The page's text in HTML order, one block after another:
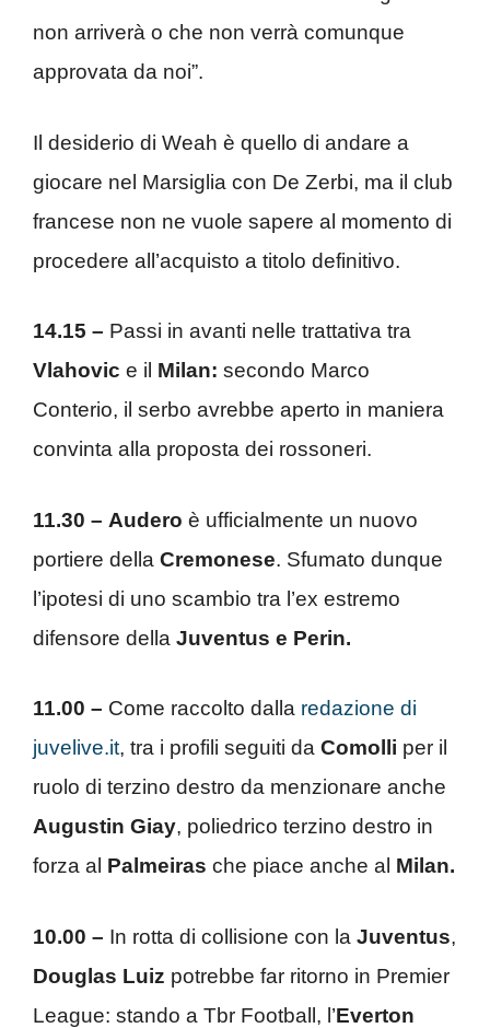
non arriverà o che non verrà comunque
approvata da noi”.
Il desiderio di Weah è quello di andare a
giocare nel Marsiglia con De Zerbi, ma il club
francese non ne vuole sapere al momento di
procedere all’acquisto a titolo definitivo.
14.15 – Passi in avanti nelle trattativa tra
Vlahovic e il Milan: secondo Marco
Conterio, il serbo avrebbe aperto in maniera
convinta alla proposta dei rossoneri.
11.30 – Audero è ufficialmente un nuovo
portiere della Cremonese. Sfumato dunque
l’ipotesi di uno scambio tra l’ex estremo
difensore della Juventus e Perin.
11.00 – Come raccolto dalla redazione di
juvelive.it, tra i profili seguiti da Comolli per il
ruolo di terzino destro da menzionare anche
Augustin Giay, poliedrico terzino destro in
forza al Palmeiras che piace anche al Milan.
10.00 – In rotta di collisione con la Juventus,
Douglas Luiz potrebbe far ritorno in Premier
League: stando a Tbr Football, l’Everton